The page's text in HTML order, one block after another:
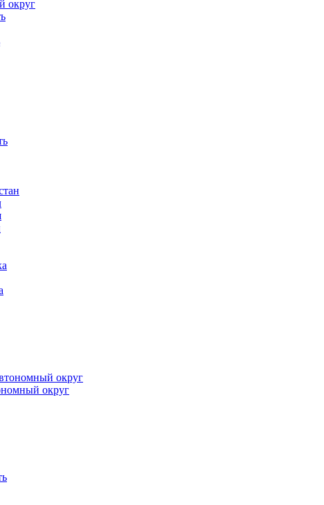
округ
округ
округ